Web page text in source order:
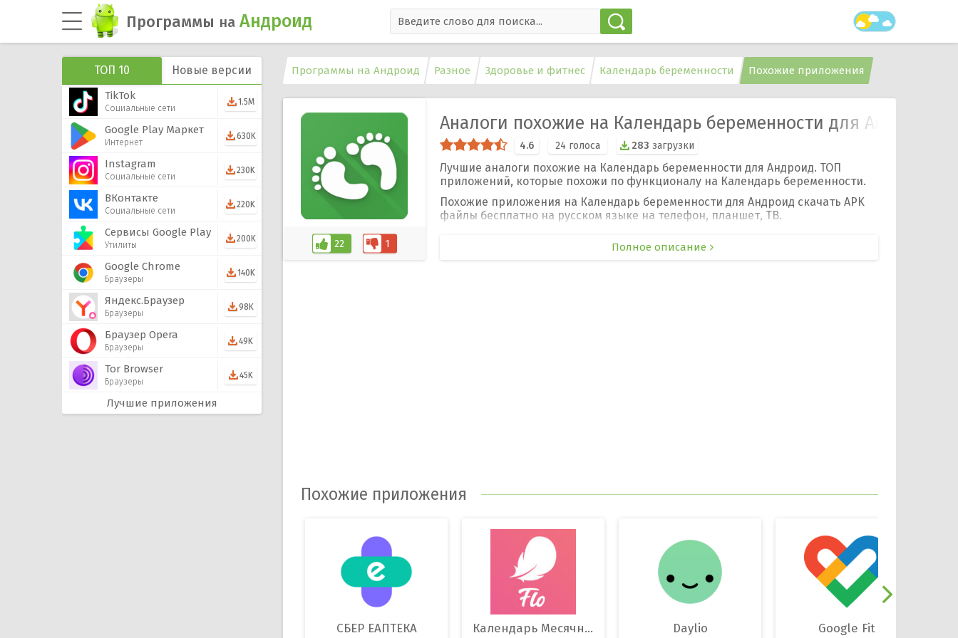
Программы на Андроид
ТОП 10 Новые версии
TikTok
Социальные сети
1.5M
Google Play Маркет
Интернет
630K
Instagram
Социальные сети
230K
ВКонтакте
Социальные сети
220K
Сервисы Google Play
Утилиты
200K
Google Chrome
Браузеры
140K
Яндекс.Браузер
Браузеры
98K
Браузер Opera
Браузеры
49K
Tor Browser
Браузеры
45K
Лучшие приложения
Программы на Андроид Разное Здоровье и фитнес Календарь беременности Похожие приложения
Аналоги похожие на Календарь беременности для Андроид
22 1
4.6 24 голоса 283 загрузки
Лучшие аналоги похожие на Календарь беременности для Андроид. ТОП
приложений, которые похожи по функционалу на Календарь беременности.
Похожие приложения на Календарь беременности для Андроид скачать APK
файлы бесплатно на русском языке на телефон, планшет, ТВ.
Полное описание
Похожие приложения
СБЕР ЕАПТЕКА Календарь Месячных Flo Daylio Google Fit